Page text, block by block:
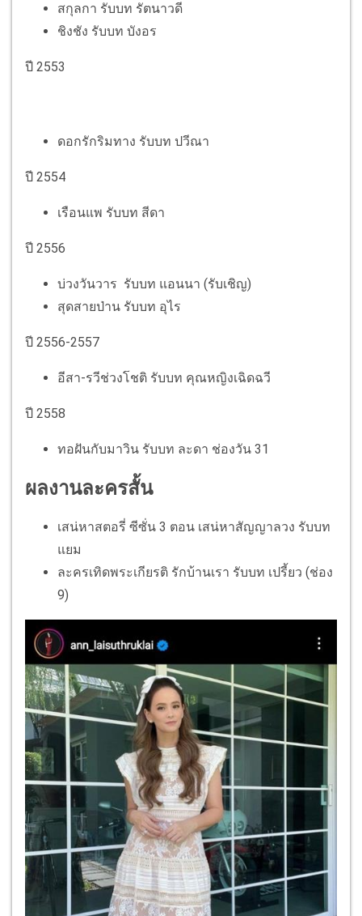
สกุลกา รับบท รัตนาวดี
ชิงชัง รับบท บังอร
ปี 2553
ดอกรักริมทาง รับบท ปวีณา
ปี 2554
เรือนแพ รับบท สีดา
ปี 2556
บ่วงวันวาร รับบท แอนนา (รับเชิญ)
สุดสายป่าน รับบท อุไร
ปี 2556-2557
อีสา-รวีช่วงโชติ รับบท คุณหญิงเฉิดฉวี
ปี 2558
ทอฝันกับมาวิน รับบท ละดา ช่องวัน 31
ผลงานละครสั้น
เสน่หาสตอรี่ ซีซั่น 3 ตอน เสน่หาสัญญาลวง รับบท
แยม
ละครเทิดพระเกียรติ รักบ้านเรา รับบท เปรี้ยว (ช่อง
9)